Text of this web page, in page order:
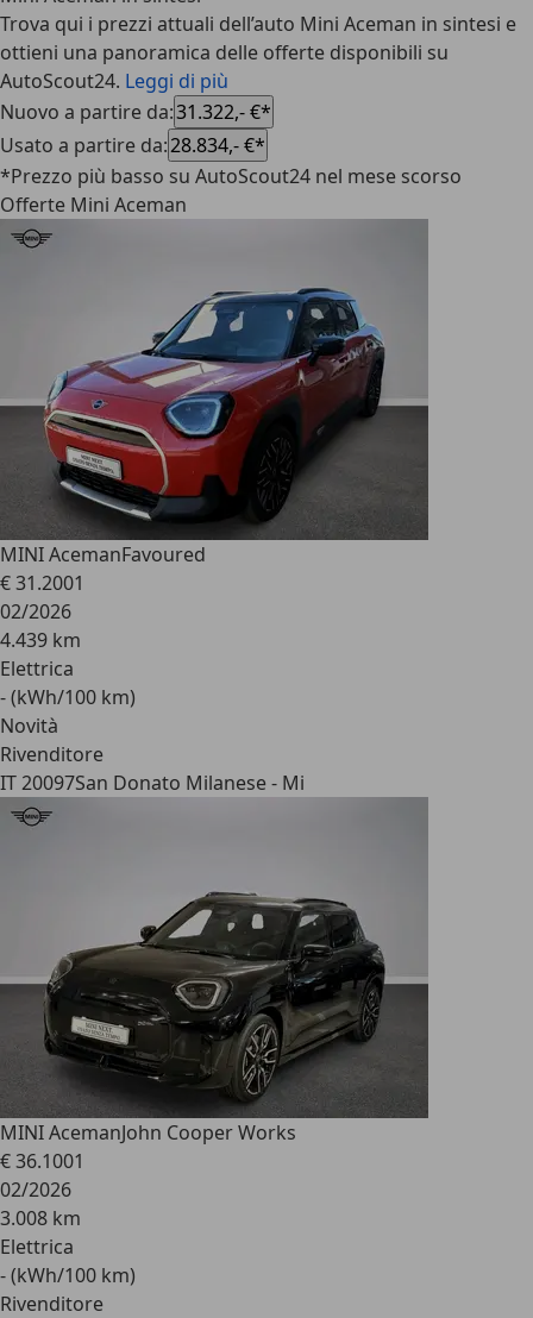
Trova qui i prezzi attuali dell’auto Mini Aceman in sintesi e
ottieni una panoramica delle offerte disponibili su
AutoScout24. Leggi di più
Nuovo a partire da:31.322,- €*
Usato a partire da:28.834,- €*
*Prezzo più basso su AutoScout24 nel mese scorso
Offerte Mini Aceman
MINI AcemanFavoured
€ 31.2001
02/2026
4.439 km
Elettrica
- (kWh/100 km)
Novità
Rivenditore
IT 20097San Donato Milanese - Mi
MINI AcemanJohn Cooper Works
€ 36.1001
02/2026
3.008 km
Elettrica
- (kWh/100 km)
Rivenditore